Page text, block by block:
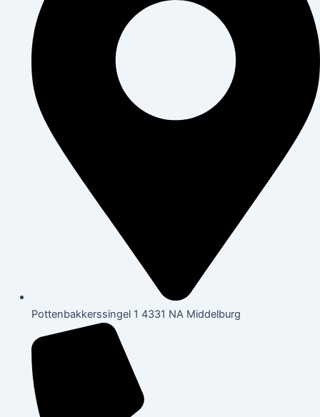
Pottenbakkerssingel 1 4331 NA Middelburg